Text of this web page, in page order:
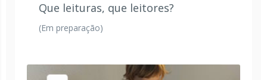
Que leituras, que leitores?
(Em preparação)